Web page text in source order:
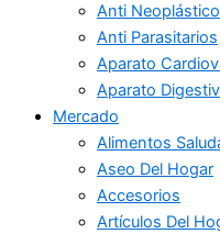
Anti
Anti Parasitarios
Aparato
Aparato
Mercado
Alimentos
Aseo Del Hogar
Accesorios
Artículos Del